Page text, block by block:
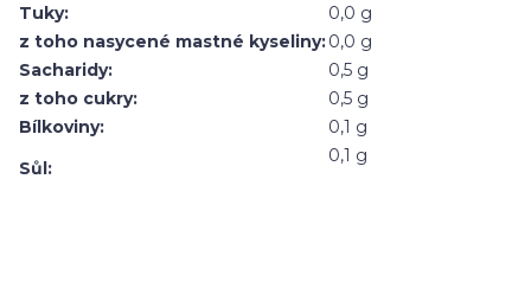
Tuky:
0,0 g
z toho nasycené mastné kyseliny:0,0 g
Sacharidy:
0,5 g
z toho cukry:
0,5 g
Bílkoviny:
0,1 g
Sůl:
0,1 g